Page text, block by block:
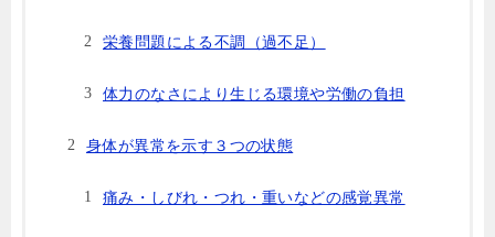
栄養問題による不調（過不足）
体力のなさにより生じる環境や労働の負担
身体が異常を示す３つの状態
痛み・しびれ・つれ・重いなどの感覚異常